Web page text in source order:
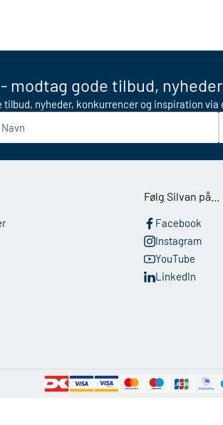
modtag gode tilbud,
nyheder, konkurrencer og inspiration
Følg Silvan på...
Facebook
Instagram
YouTube
LinkedIn